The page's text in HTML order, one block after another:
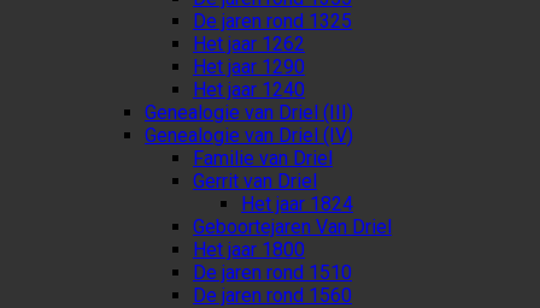
De jaren rond 1325
Het jaar 1262
Het jaar 1290
Het jaar 1240
Genealogie van Driel (III)
Genealogie van Driel (IV)
Familie van Driel
Gerrit van Driel
Het jaar 1824
Geboortejaren Van Driel
Het jaar 1800
De jaren rond 1510
De jaren rond 1560